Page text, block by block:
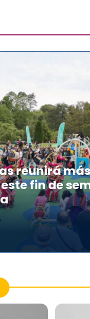
reunirá
fin de